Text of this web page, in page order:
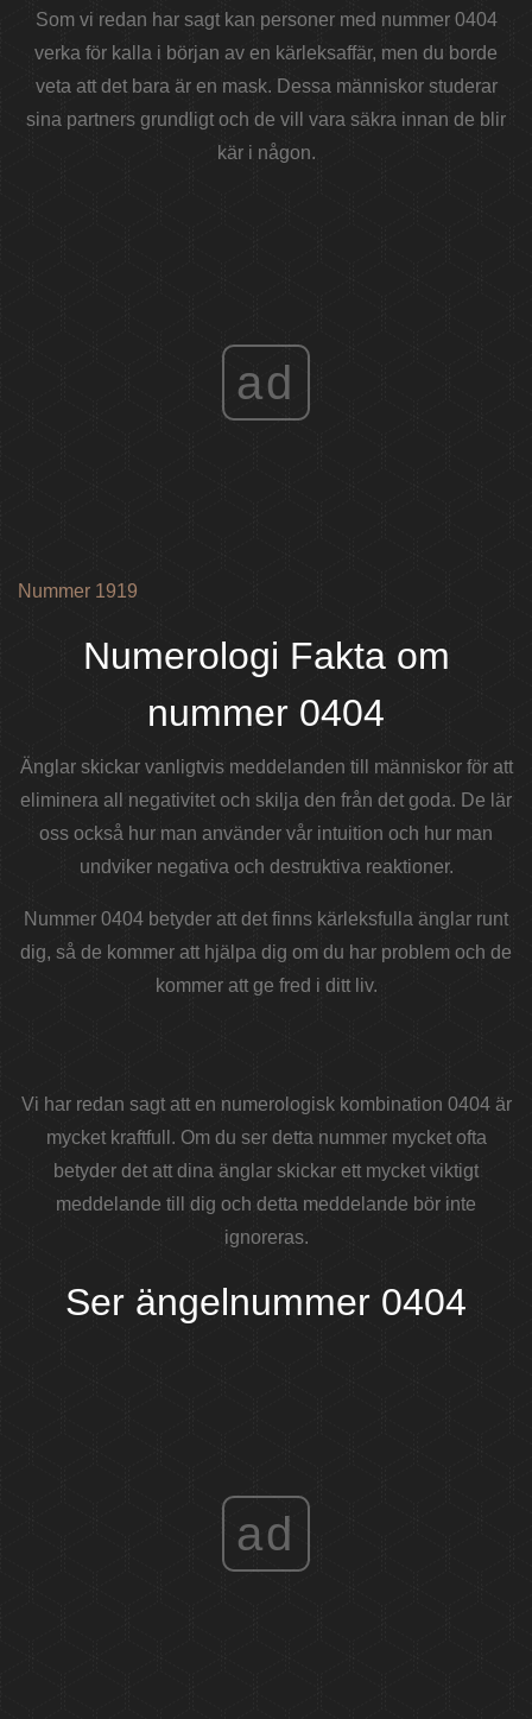
Som vi redan har sagt kan personer med nummer 0404
verka för kalla i början av en kärleksaffär, men du borde
veta att det bara är en mask. Dessa människor studerar
sina partners grundligt och de vill vara säkra innan de blir
kär i någon.
ad
Nummer 1919
Numerologi Fakta om
nummer 0404
Änglar skickar vanligtvis meddelanden till människor för att
eliminera all negativitet och skilja den från det goda. De lär
oss också hur man använder vår intuition och hur man
undviker negativa och destruktiva reaktioner.
Nummer 0404 betyder att det finns kärleksfulla änglar runt
dig, så de kommer att hjälpa dig om du har problem och de
kommer att ge fred i ditt liv.
Vi har redan sagt att en numerologisk kombination 0404 är
mycket kraftfull. Om du ser detta nummer mycket ofta
betyder det att dina änglar skickar ett mycket viktigt
meddelande till dig och detta meddelande bör inte
ignoreras.
Ser ängelnummer 0404
ad